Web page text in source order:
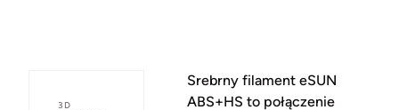
3D
Srebrny filament eSUN
ABS+HS to połączenie